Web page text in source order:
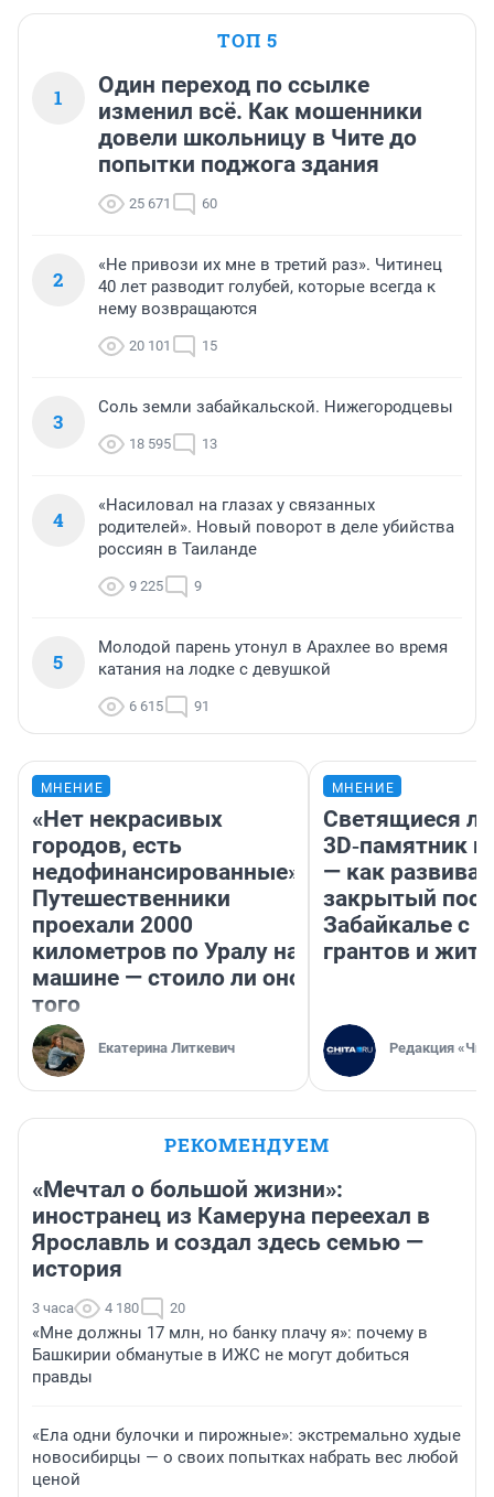
ТОП 5
1
Один переход по ссылке
изменил всё. Как мошенники
довели школьницу в Чите до
попытки поджога здания
25 671 60
2
«Не привози их мне в третий раз». Читинец
40 лет разводит голубей, которые всегда к
нему возвращаются
20 101 15
3
Соль земли забайкальской. Нижегородцевы
18 595 13
4
«Насиловал на глазах у связанных
родителей». Новый поворот в деле убийства
россиян в Таиланде
9 225 9
5
Молодой парень утонул в Арахлее во время
катания на лодке с девушкой
6 615 91
МНЕНИЕ
«Нет некрасивых
городов, есть
недофинансированные».
Путешественники
проехали 2000
километров по Уралу на
машине — стоило ли оно
того
Екатерина Литкевич
МНЕНИЕ
Светящиеся
3D‑памятник и
— как
закрытый
Забайкалье с
грантов и
Редакция
РЕКОМЕНДУЕМ
«Мечтал о большой жизни»:
иностранец из Камеруна переехал в
Ярославль и создал здесь семью —
история
3 часа 4 180 20
«Мне должны 17 млн, но банку плачу я»: почему в
Башкирии обманутые в ИЖС не могут добиться
правды
«Ела одни булочки и пирожные»: экстремально худые
новосибирцы — о своих попытках набрать вес любой
ценой